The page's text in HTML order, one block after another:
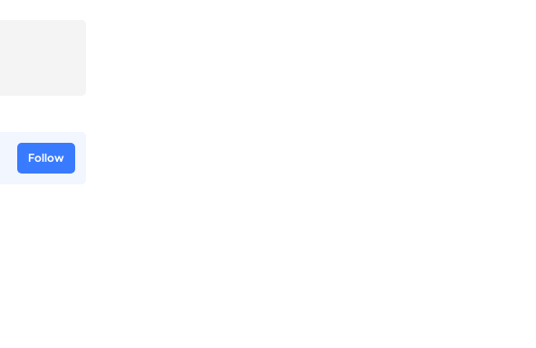
Follow